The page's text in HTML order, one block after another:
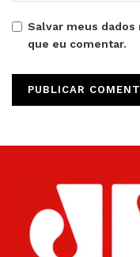
Salvar meus dados
que eu comentar.